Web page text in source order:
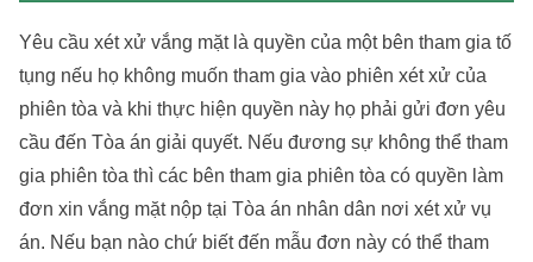
Yêu cầu xét xử vắng mặt là quyền của một bên tham gia tố
tụng nếu họ không muốn tham gia vào phiên xét xử của
phiên tòa và khi thực hiện quyền này họ phải gửi đơn yêu
cầu đến Tòa án giải quyết. Nếu đương sự không thể tham
gia phiên tòa thì các bên tham gia phiên tòa có quyền làm
đơn xin vắng mặt nộp tại Tòa án nhân dân nơi xét xử vụ
án. Nếu bạn nào chứ biết đến mẫu đơn này có thể tham